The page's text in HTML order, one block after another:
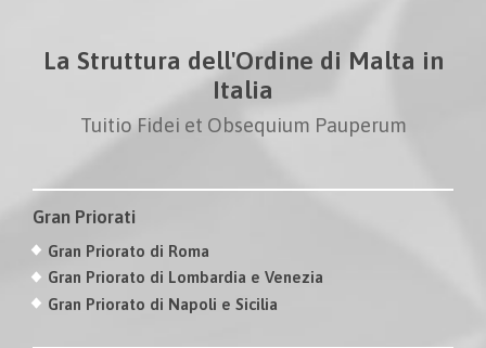
La Struttura dell'Ordine di Malta in
Italia
Tuitio Fidei et Obsequium Pauperum
Gran Priorati
Gran Priorato di Roma
Gran Priorato di Lombardia e Venezia
Gran Priorato di Napoli e Sicilia